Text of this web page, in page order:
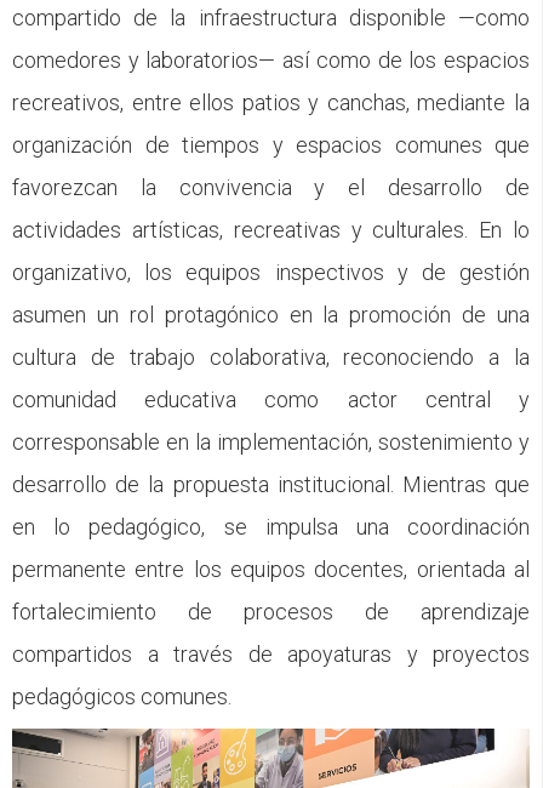
compartido de la infraestructura disponible —como
comedores y laboratorios— así como de los espacios
recreativos, entre ellos patios y canchas, mediante la
organización de tiempos y espacios comunes que
favorezcan la convivencia y el desarrollo de
actividades artísticas, recreativas y culturales. En lo
organizativo, los equipos inspectivos y de gestión
asumen un rol protagónico en la promoción de una
cultura de trabajo colaborativa, reconociendo a la
comunidad educativa como actor central y
corresponsable en la implementación, sostenimiento y
desarrollo de la propuesta institucional. Mientras que
en lo pedagógico, se impulsa una coordinación
permanente entre los equipos docentes, orientada al
fortalecimiento de procesos de aprendizaje
compartidos a través de apoyaturas y proyectos
pedagógicos comunes.